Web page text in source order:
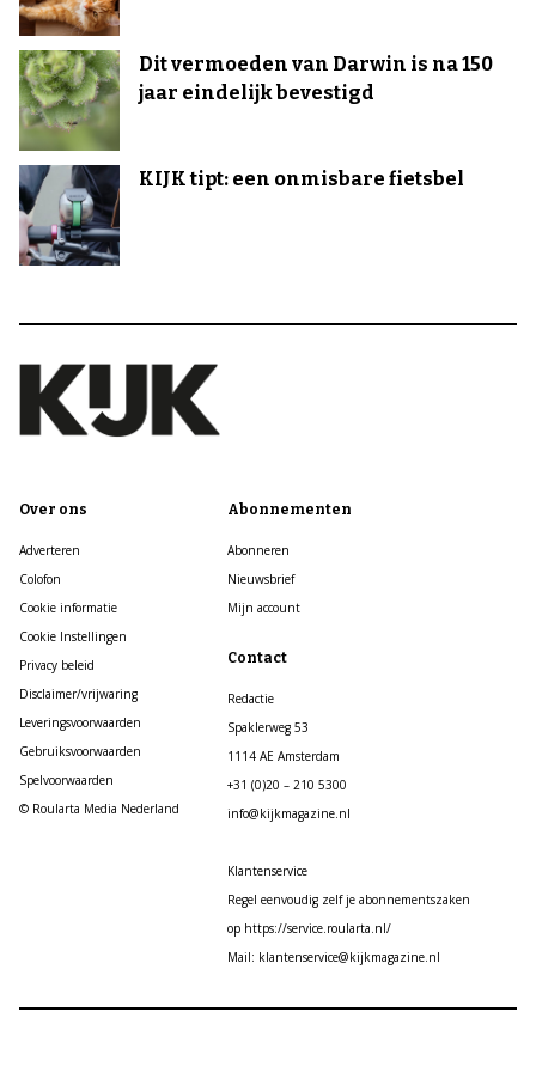
Dit vermoeden van Darwin is na 150
jaar eindelijk bevestigd
KIJK tipt: een onmisbare fietsbel
Over ons
Adverteren
Colofon
Cookie informatie
Cookie Instellingen
Privacy beleid
Disclaimer/vrijwaring
Leveringsvoorwaarden
Gebruiksvoorwaarden
Spelvoorwaarden
© Roularta Media Nederland
Abonnementen
Abonneren
Nieuwsbrief
Mijn account
Contact
Redactie
Spaklerweg 53
1114 AE Amsterdam
+31 (0)20 – 210 5300
info@kijkmagazine.nl
Klantenservice
Regel eenvoudig zelf je abonnementszaken
op https://service.roularta.nl/
Mail: klantenservice@kijkmagazine.nl